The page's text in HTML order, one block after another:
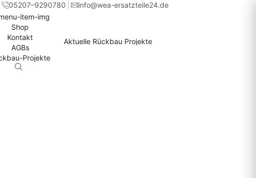
05207–9290780 info@wea-ersatzteile24.de
Shop
Kontakt
AGBs
Projekte
Aktuelle Rückbau Projekte